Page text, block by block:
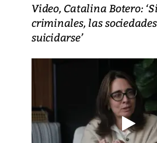
Video, Catalina Botero:
criminales, las
suicidarse’